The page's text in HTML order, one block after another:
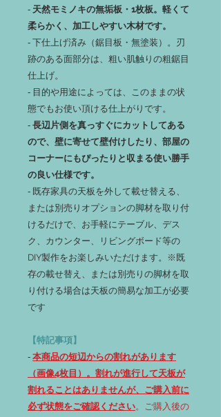
‐ 天然モミノキの無垢板・1枚板。軽くて
柔らかく、加工しやすい木材です。
‐ 下仕上げ済み（鋸目板・無塗装）。刃
跡のある面部分は、粗い肌触りの粗鋸目
仕上げ。
‐ 目的や用途によっては、このままの状
態でもお使い頂ける仕上がりです。
‐ 長辺片側を真っすぐにカットしてある
ので、壁に寄せて壁付けしたり、部屋の
コーナーにもぴったりと収まる使い勝手
の良い仕様です。
‐ 既存家具の天板を外して載せ替える、
または別売りオプションの脚材を取り付
けるだけで、お手軽にテーブル、デス
ク、カウンター、リビングボード等の
DIY製作をお楽しみいただけます。※既
存の載せ替え、または別売りの脚材を取
り付ける場合は天板の簡易な加工が必要
です
【特記事項】
‐ 本商品の短辺からの割れがあります
（画像4枚目）。割れが進行して天板が
割れることはありませんが、ご購入前に
必ず状態をご確認ください。ご購入後の